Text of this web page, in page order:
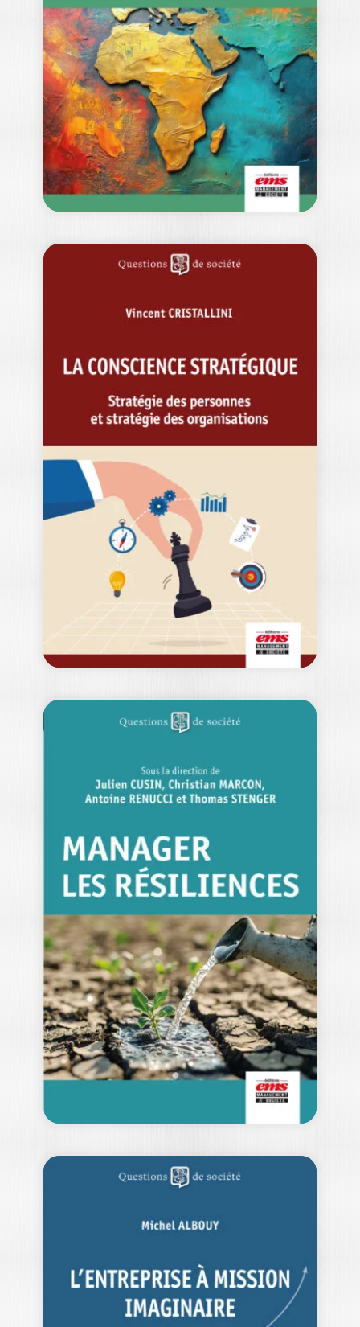
HENRI SAVALL|
VÉRONIQUE ZARDET
LAURENT CAPPELLETTI
L’enjeu du contrôle de gestion socio-
économique est d’améliorer la prise de
décision, stratégique…
34,00€
MANAGEMENT ET
DYNAMIQUES
SOCIÉTALES EN
AFRIQUE…
BIRAHIM GUEYE|YVON PESQUEUX
Quels repères pour penser le
management en Afrique subsaharienne
? Entre dynamiques locales…
34,00
LA CONSCIENCE
STRATÉGIQUE
VINCENT CRISTALLINI
Les entreprises et les organisations
connaissent des difficultés marquées et
récurrentes pour réussir…
20,00€
MANAGER LES